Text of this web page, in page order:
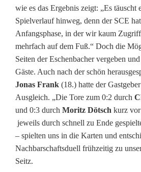
wie es das Ergebnis zeigt: „Es täuscht
Spielverlauf hinweg, denn der SCE
Anfangsphase, in der wir kaum
mehrfach auf dem Fuß.“ Doch die
Seiten der Eschenbacher vergeben
Gäste. Auch nach der schön
Jonas Frank (18.) hatte der
Ausgleich. „Die Tore zum 0:2 durch
und 0:3 durch Moritz Dötsch kurz
jeweils durch schnell zu Ende
– spielten uns in die Karten und
Nachbarschaftsduell frühzeitig zu
Seitz.